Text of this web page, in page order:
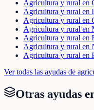
Agricultura y rural en
Agricultura y rural en
Agricultura y rural en
Agricultura y rural en
Agricultura y rural en
Agricultura y rural en
Agricultura y rural en
Ver todas las ayudas de
Otras ayudas